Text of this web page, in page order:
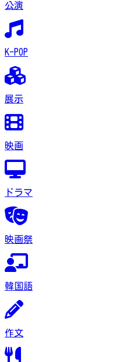
公演
K-POP
展示
映画
ドラマ
映画祭
韓国語
作文